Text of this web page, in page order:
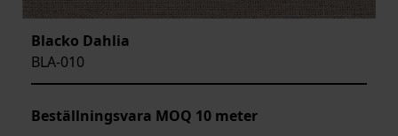
Blacko Dahlia
BLA-010
Beställningsvara MOQ 10 meter